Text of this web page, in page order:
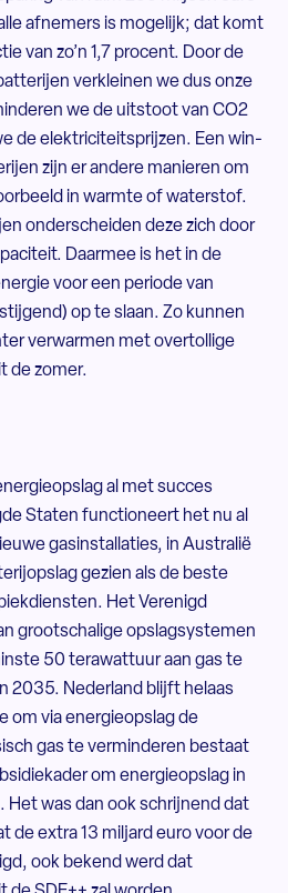
afnemers is mogelijk; dat komt
van zo’n 1,7 procent. Door de
verkleinen we dus onze
we de uitstoot van CO2
de elektriciteitsprijzen. Een win-
zijn er andere manieren om
in warmte of waterstof.
onderscheiden deze zich door
Daarmee is het in de
voor een periode van
op te slaan. Zo kunnen
verwarmen met overtollige
de zomer.
al met succes
Staten functioneert het nu al
gasinstallaties, in Australië
gezien als de beste
Het Verenigd
grootschalige opslagsystemen
50 terawattuur aan gas te
2035. Nederland blijft helaas
om via energieopslag de
gas te verminderen bestaat
om energieopslag in
Het was dan ook schrijnend dat
de extra 13 miljard euro voor de
ook bekend werd dat